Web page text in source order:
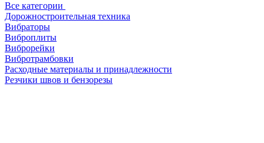
Все категории
Дорожностроительная техника
Вибраторы
Виброплиты
Виброрейки
Вибротрамбовки
Расходные материалы и принадлежности
Резчики швов и бензорезы